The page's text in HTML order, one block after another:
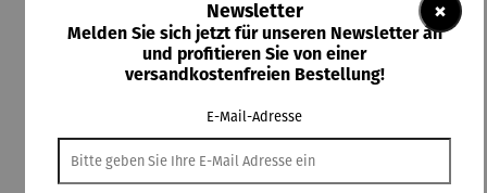
UVP79,95 €
Preise inkl. MwSt. zzgl. Versandkosten
Lieferzeit: 2-3 Tage
In den Warenkorb
×
Newsletter
Melden Sie sich jetzt für unseren Newsletter an
und profitieren Sie von einer
versandkostenfreien Bestellung!
E-Mail-Adresse